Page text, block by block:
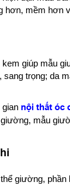
mềm hơn
giúp mẫu
trọng; da
nội thất óc
mẫu
giường, phần